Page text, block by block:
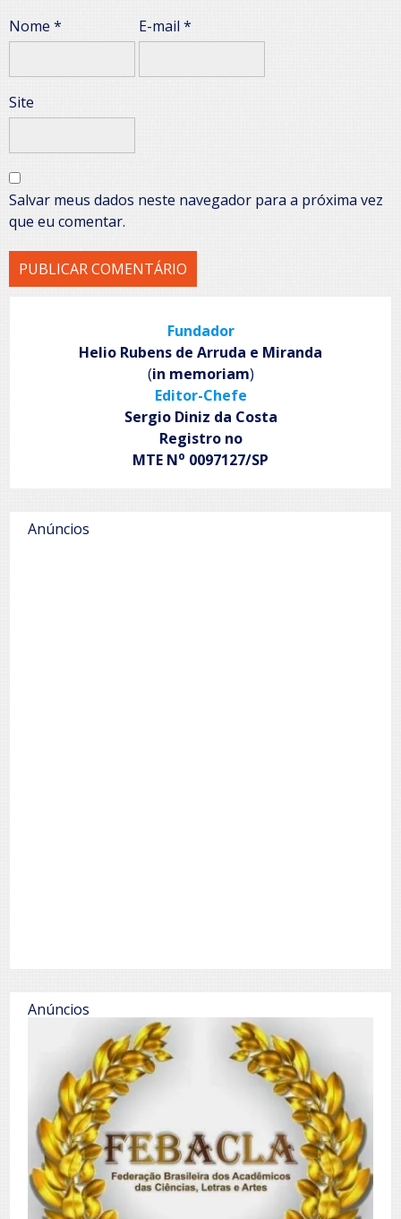
Nome * E-mail *
Site
Salvar meus dados neste navegador para a próxima vez
que eu comentar.
Fundador
Helio Rubens de Arruda e Miranda
(in memoriam)
Editor-Chefe
Sergio Diniz da Costa
Registro no
MTE No 0097127/SP
Anúncios
Anúncios